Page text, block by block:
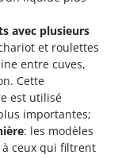
avec plusieurs
et roulettes
entre cuves,
Cette
est utilisé
importantes;
: les modèles
ceux qui filtrent